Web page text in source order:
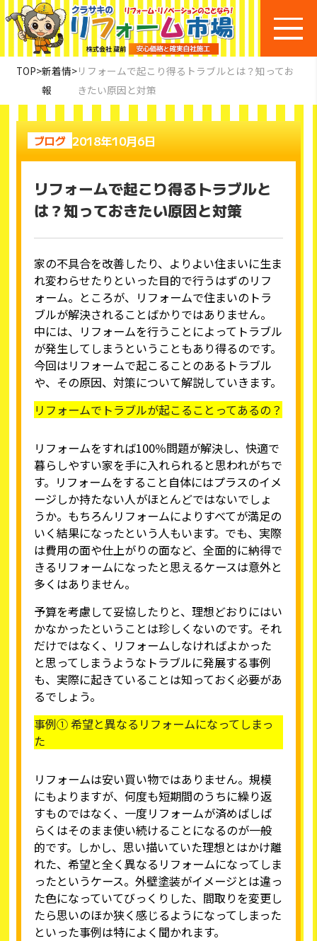
TOP>新着情
報
>リフォームで起こり得るトラブルとは？知ってお
きたい原因と対策
ブログ 2018年10月6日
リフォームで起こり得るトラブルと
は？知っておきたい原因と対策
家の不具合を改善したり、よりよい住まいに生ま
れ変わらせたりといった目的で行うはずのリフ
ォーム。ところが、リフォームで住まいのトラ
ブルが解決されることばかりではありません。
中には、リフォームを行うことによってトラブル
が発生してしまうということもあり得るのです。
今回はリフォームで起こることのあるトラブル
や、その原因、対策について解説していきます。
リフォームでトラブルが起こることってあるの？
リフォームをすれば100％問題が解決し、快適で
暮らしやすい家を手に入れられると思われがちで
す。リフォームをすること自体にはプラスのイメ
ージしか持たない人がほとんどではないでしょ
うか。もちろんリフォームによりすべてが満足の
いく結果になったという人もいます。でも、実際
は費用の面や仕上がりの面など、全面的に納得で
きるリフォームになったと思えるケースは意外と
多くはありません。
予算を考慮して妥協したりと、理想どおりにはい
かなかったということは珍しくないのです。それ
だけではなく、リフォームしなければよかった
と思ってしまうようなトラブルに発展する事例
も、実際に起きていることは知っておく必要があ
るでしょう。
事例① 希望と異なるリフォームになってしまっ
た
リフォームは安い買い物ではありません。規模
にもよりますが、何度も短期間のうちに繰り返
すものではなく、一度リフォームが済めばしば
らくはそのまま使い続けることになるのが一般
的です。しかし、思い描いていた理想とはかけ離
れた、希望と全く異なるリフォームになってしま
ったというケース。外壁塗装がイメージとは違っ
た色になっていてびっくりした、間取りを変更し
たら思いのほか狭く感じるようになってしまった
といった事例は特によく聞かれます。